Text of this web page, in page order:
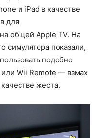
и iPad в качестве
для
общей Apple TV. На
симулятора показали,
подобно
Wii Remote — взмах
жеста.